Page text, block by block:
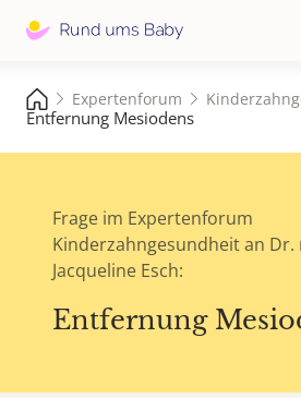
Expertenforum
Entfernung Mesiodens
Frage im Expertenforum
Kinderzahngesundheit an Dr.
Jacqueline Esch:
Entfernung